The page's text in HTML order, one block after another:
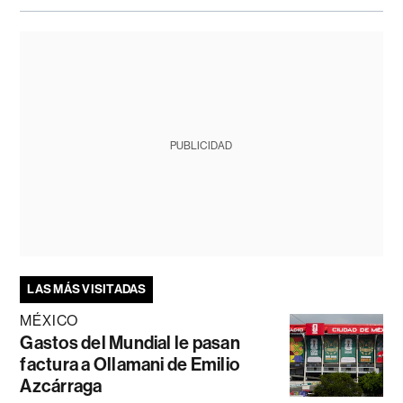
PUBLICIDAD
LAS MÁS VISITADAS
MÉXICO
Gastos del Mundial le pasan
factura a Ollamani de Emilio
Azcárraga